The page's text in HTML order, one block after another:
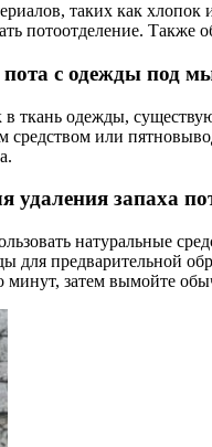
таких как хлопок
потоотделение.
пота с одежды под
ткань одежды,
или
удаления запаха
натуральные
для предварительной
минут, затем вымойте